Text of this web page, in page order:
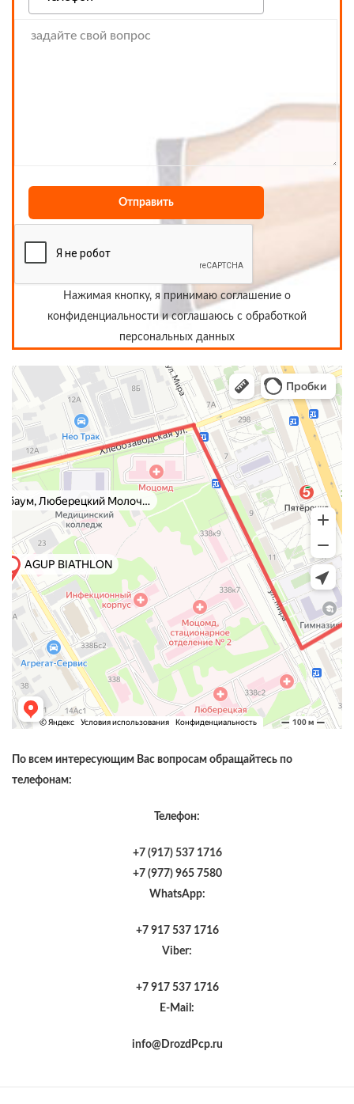
Нажимая кнопку, я принимаю соглашение о
конфиденциальностии соглашаюсь с обработкой
персональных данных
По всем интересующим Вас вопросам обращайтесь по
телефонам:
Телефон:
+7 (917) 537 1716
+7 (977) 965 7580
WhatsApp:
+7 917 537 1716
Viber:
+7 917 537 1716
E-Mail:
info@DrozdPcp.ru